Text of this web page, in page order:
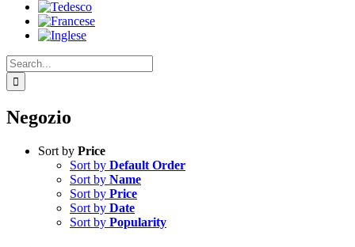
Search
for:
Negozio
Sort by Price
Sort by Default Order
Sort by Name
Sort by Price
Sort by Date
Sort by Popularity